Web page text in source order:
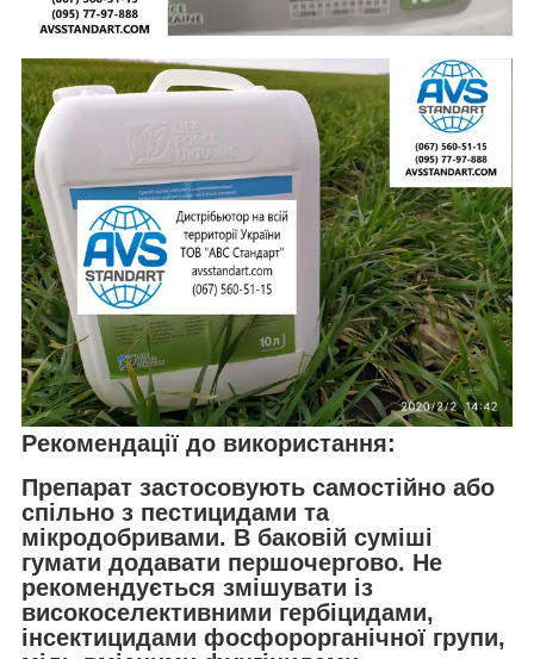
Рекомендації до використання:
Препарат застосовують самостійно або
спільно з пестицидами та
мікродобривами. В баковій суміші
гумати додавати першочергово. Не
рекомендується змішувати із
високоселективними гербіцидами,
інсектицидами фосфорорганічної групи,